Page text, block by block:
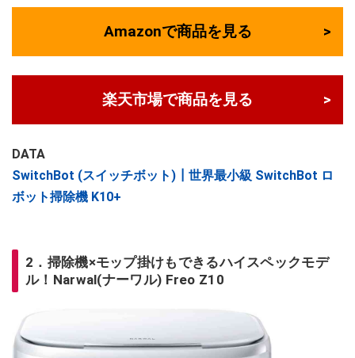
Amazonで商品を見る
楽天市場で商品を見る
DATA
SwitchBot (スイッチボット)┃世界最小級 SwitchBot ロ
ボット掃除機 K10+
2．掃除機×モップ掛けもできるハイスペックモデ
ル！Narwal(ナーワル) Freo Z10